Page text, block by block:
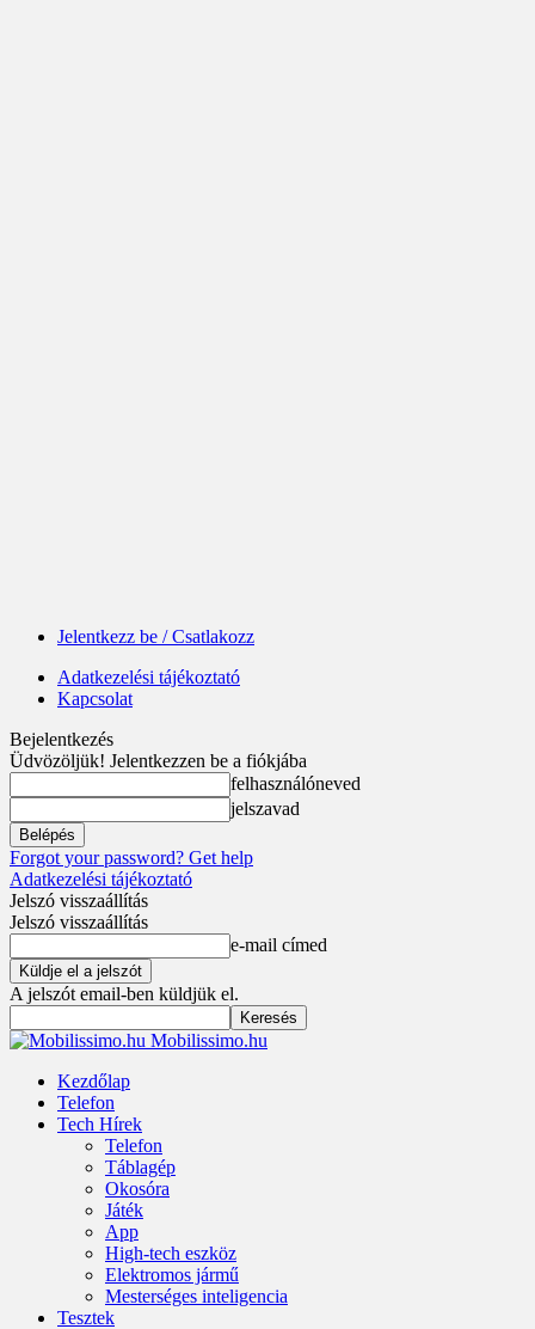
Jelentkezz be / Csatlakozz
Adatkezelési tájékoztató
Kapcsolat
Bejelentkezés
Üdvözöljük! Jelentkezzen be a fiókjába
felhasználóneved
jelszavad
Forgot your password? Get help
Adatkezelési tájékoztató
Jelszó visszaállítás
Jelszó visszaállítás
e-mail címed
A jelszót email-ben küldjük el.
Mobilissimo.hu
Kezdőlap
Telefon
Tech Hírek
Telefon
Táblagép
Okosóra
Játék
App
High-tech eszköz
Elektromos jármű
Mesterséges inteligencia
Tesztek